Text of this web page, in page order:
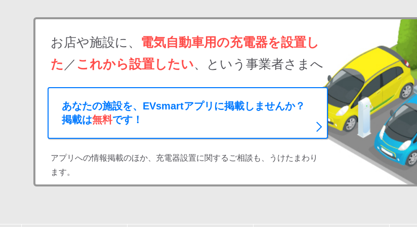
お店や施設に、 電気自動車用の充電器を設置し
た ／ これから設置したい、という事業者さまへ
あなたの施設を、EVsmartアプリに掲載しませんか？
掲載は無料です！
アプリへの情報掲載のほか、充電器設置に関するご相談も、うけたまわり
ます。